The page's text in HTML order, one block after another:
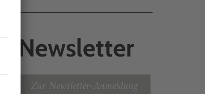
Newsletter
Zur Newsletter-Anmeldung